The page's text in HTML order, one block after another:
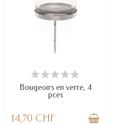
EN STOCK
Bougeoirs en verre, 4
pces
14,70 CHF